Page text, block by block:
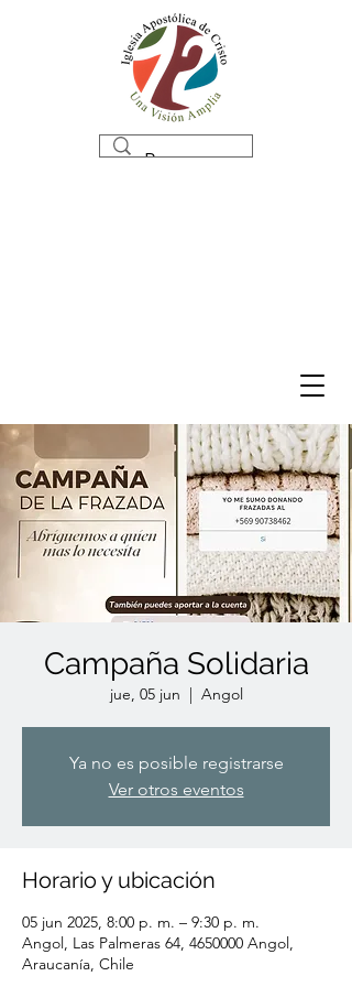
Campaña Solidaria
jue, 05 jun
  |
Angol
Ya no es posible registrarse
Ver otros eventos
Horario y ubicación
05 jun 2025, 8:00 p. m. – 9:30 p. m.
Angol, Las Palmeras 64, 4650000 Angol,
Araucanía, Chile